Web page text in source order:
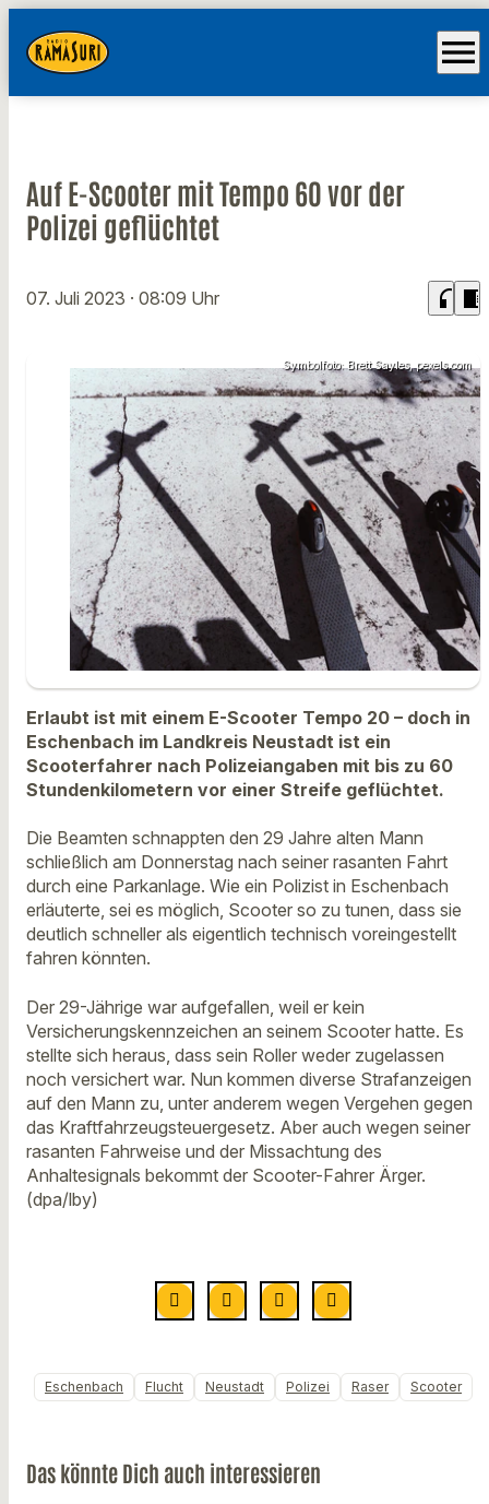
menu
Auf E-Scooter mit Tempo 60 vor der
Polizei geflüchtet
07. Juli 2023 · 08:09 Uhr headphones chrome_reader_mode
Symbolfoto: Brett Sayles, pexels.com
Erlaubt ist mit einem E-Scooter Tempo 20 – doch in
Eschenbach im Landkreis Neustadt ist ein
Scooterfahrer nach Polizeiangaben mit bis zu 60
Stundenkilometern vor einer Streife geflüchtet.
Die Beamten schnappten den 29 Jahre alten Mann
schließlich am Donnerstag nach seiner rasanten Fahrt
durch eine Parkanlage. Wie ein Polizist in Eschenbach
erläuterte, sei es möglich, Scooter so zu tunen, dass sie
deutlich schneller als eigentlich technisch voreingestellt
fahren könnten.
Der 29-Jährige war aufgefallen, weil er kein
Versicherungskennzeichen an seinem Scooter hatte. Es
stellte sich heraus, dass sein Roller weder zugelassen
noch versichert war. Nun kommen diverse Strafanzeigen
auf den Mann zu, unter anderem wegen Vergehen gegen
das Kraftfahrzeugsteuergesetz. Aber auch wegen seiner
rasanten Fahrweise und der Missachtung des
Anhaltesignals bekommt der Scooter-Fahrer Ärger.
(dpa/lby)
Eschenbach Flucht Neustadt Polizei Raser Scooter
Das könnte Dich auch interessieren